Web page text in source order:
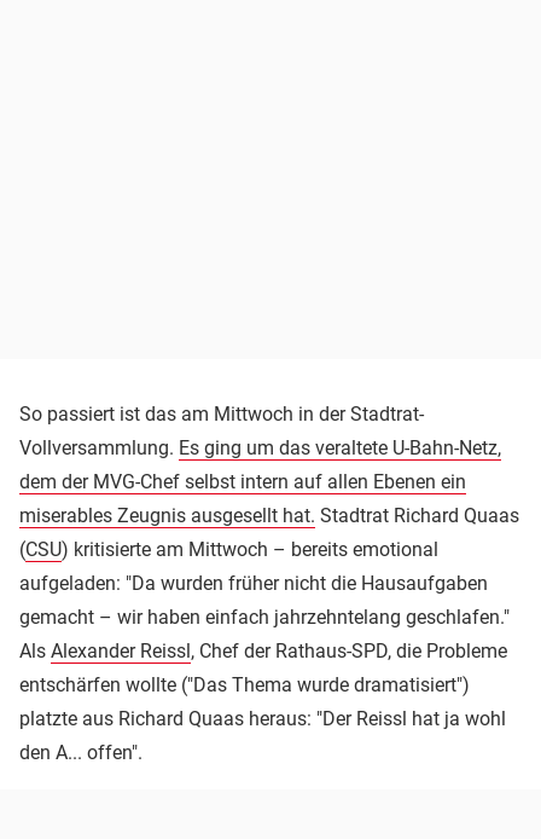
So passiert ist das am Mittwoch in der Stadtrat-
Vollversammlung. Es ging um das veraltete U-Bahn-Netz,
dem der MVG-Chef selbst intern auf allen Ebenen ein
miserables Zeugnis ausgesellt hat. Stadtrat Richard Quaas
(CSU) kritisierte am Mittwoch – bereits emotional
aufgeladen: "Da wurden früher nicht die Hausaufgaben
gemacht – wir haben einfach jahrzehntelang geschlafen."
Als Alexander Reissl, Chef der Rathaus-SPD, die Probleme
entschärfen wollte ("Das Thema wurde dramatisiert")
platzte aus Richard Quaas heraus: "Der Reissl hat ja wohl
den A... offen".